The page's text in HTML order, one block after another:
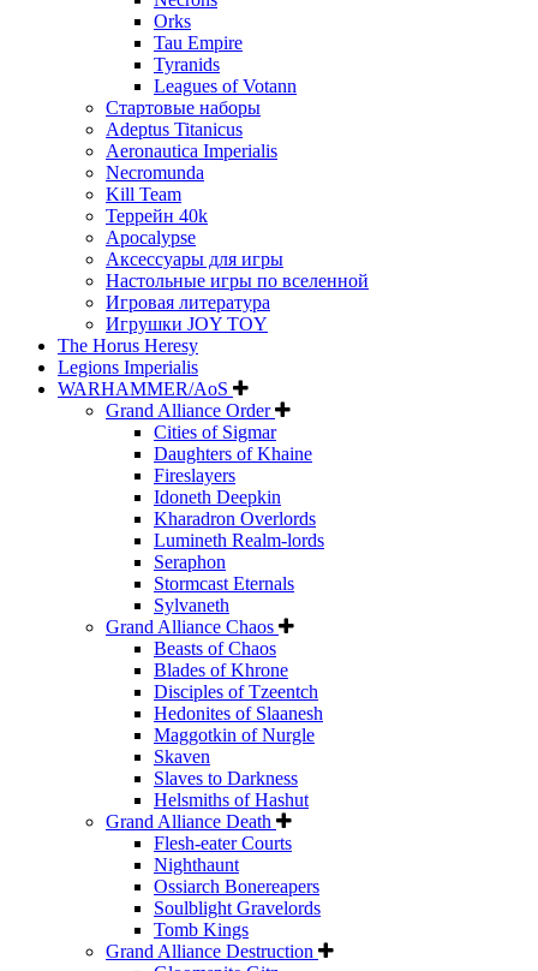
Orks
Tau Empire
Tyranids
Leagues of Votann
Стартовые наборы
Adeptus Titanicus
Aeronautica Imperialis
Necromunda
Kill Team
Террейн 40k
Apocalypse
Аксессуары для игры
Настольные игры по вселенной
Игровая литература
Игрушки JOY TOY
The Horus Heresy
Legions Imperialis
WARHAMMER/AoS
Grand Alliance Order
Cities of Sigmar
Daughters of Khaine
Fireslayers
Idoneth Deepkin
Kharadron Overlords
Lumineth Realm-lords
Seraphon
Stormcast Eternals
Sylvaneth
Grand Alliance Chaos
Beasts of Chaos
Blades of Khrone
Disciples of Tzeentch
Hedonites of Slaanesh
Maggotkin of Nurgle
Skaven
Slaves to Darkness
Helsmiths of Hashut
Grand Alliance Death
Flesh-eater Courts
Nighthaunt
Ossiarch Bonereapers
Soulblight Gravelords
Tomb Kings
Grand Alliance Destruction